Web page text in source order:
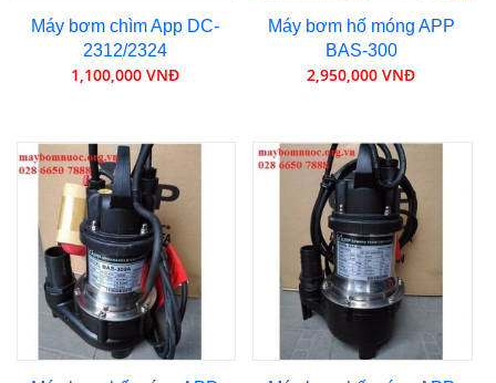
Máy bơm chìm App DC-
2312/2324
1,100,000 VNĐ
Máy bơm hố móng APP
BAS-300
2,950,000 VNĐ